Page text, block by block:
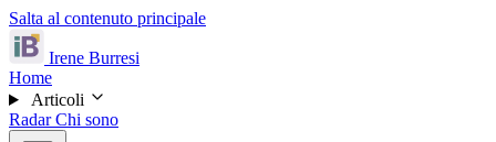
Salta al contenuto principale
Irene Burresi
Home
Articoli
RadarChi sono